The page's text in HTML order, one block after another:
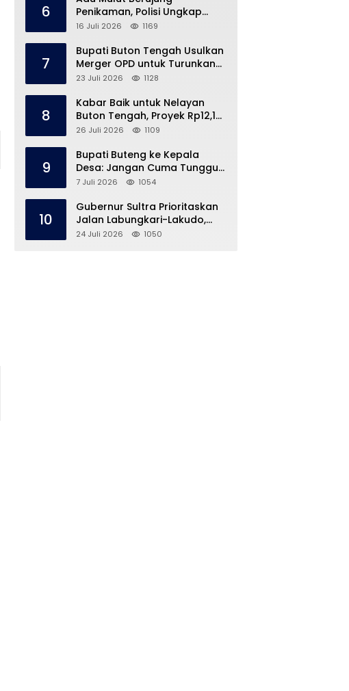
6
Penikaman, Polisi Ungkap
Kronologi di Pasar Marisa
16 Juli 2026 1169
7
Bupati Buton Tengah Usulkan
Merger OPD untuk Turunkan
Belanja Pegawai APBD
23 Juli 2026 1128
8
Kabar Baik untuk Nelayan
Buton Tengah, Proyek Rp12,1
Miliar Akhirnya Dimulai
26 Juli 2026 1109
9
Bupati Buteng ke Kepala
Desa: Jangan Cuma Tunggu
Dana Desa, ‘Jemput Bola’
7 Juli 2026 1054
10
Gubernur Sultra Prioritaskan
Jalan Labungkari-Lakudo,
Buteng Kebagian 1,7 Km
24 Juli 2026 1050